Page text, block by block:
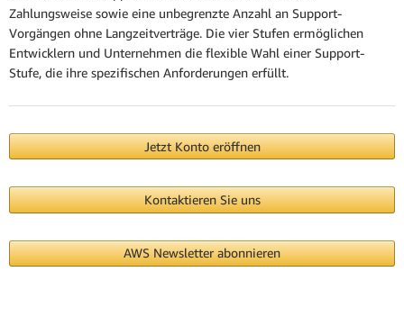
Zahlungsweise sowie eine unbegrenzte Anzahl an Support-
Vorgängen ohne Langzeitverträge. Die vier Stufen ermöglichen
Entwicklern und Unternehmen die flexible Wahl einer Support-
Stufe, die ihre spezifischen Anforderungen erfüllt.
Jetzt Konto eröffnen
Kontaktieren Sie uns
AWS Newsletter abonnieren